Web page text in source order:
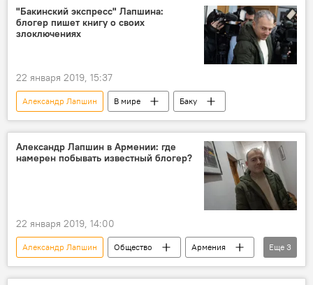
город
республика
Новости Армения
интервью
"Бакинский экспресс" Лапшина:
блогер пишет книгу о своих
злоключениях
22 января 2019, 15:37
Александр Лапшин В мире Баку
Александр Лапшин в Армении: где
намерен побывать известный блогер?
22 января 2019, 14:00
Александр Лапшин Общество
Армения
визит
Новости Армения блогер
Еще 3